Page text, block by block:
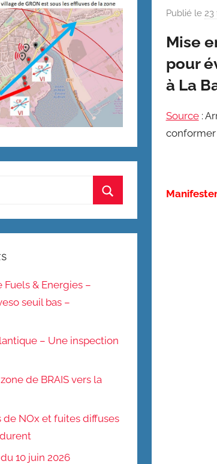
Publié le 23
Mise
pour
à La
Source:
conformer
Fuels & Energies –
seuil bas –
– Une inspection
de BRAIS vers la
de NOx et fuites diffuses
10 juin 2026